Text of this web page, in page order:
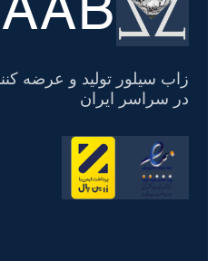
حساب
زاب سیلور تولید و عرضه
در سراسر ایران